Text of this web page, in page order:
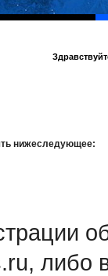
нижеследующее:
либо